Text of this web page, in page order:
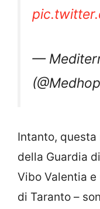
—
Intanto,
della Guardia
Vibo Valentia
di Taranto –